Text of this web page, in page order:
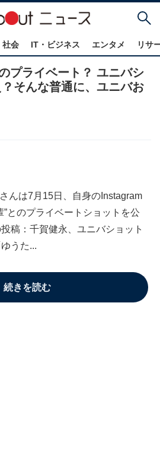
社会 IT・ビジネス エンタメ リサ
プライベート？ ユニバシ
そんな普通に、ユニバお
んは7月15日、自身のInstagram
”とのプライベートショットを公
稿：千賀健永、ユニバショット
うた...
続きを読む